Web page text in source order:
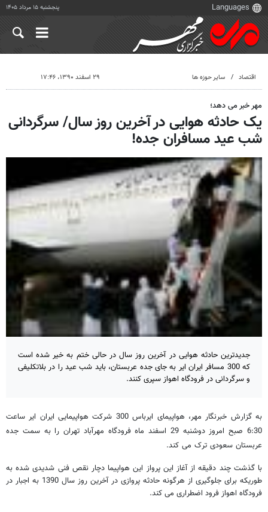
پنجشنبه ۱۵ مرداد ۱۴۰۵
اقتصاد سایر حوزه ها ۲۹ اسفند ۱۳۹۰، ۱۷:۴۶
مهر خبر می دهد؛
یک حادثه هوایی در آخرین روز سال/ سرگردانی
شب عید مسافران جده!
جدیدترین حادثه هوایی در آخرین روز سال در حالی ختم به خیر شده است
که 300 مسافر ایران ایر به جای جده عربستان، باید شب عید را در بلاتکلیفی
و سرگردانی در فرودگاه اهواز سپری کنند.
به گزارش خبرنگار مهر، هواپیمای ایرباس 300 شرکت هواپیمایی ایران ایر ساعت
6:30 صبح امروز دوشنبه 29 اسفند ماه فرودگاه مهرآباد تهران را به سمت جده
عربستان سعودی ترک می کند.
با گذشت چند دقیقه از آغاز این پرواز این هواپیما دچار نقص فنی شدیدی شده به
طوریکه برای جلوگیری از هرگونه حادثه پروازی در آخرین روز سال 1390 به اجبار در
فرودگاه اهواز فرود اضطراری می کند.